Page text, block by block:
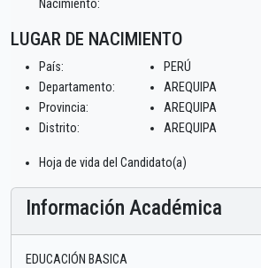
Nacimiento:
LUGAR DE NACIMIENTO
País:
Departamento:
Provincia:
Distrito:
PERÚ
AREQUIPA
AREQUIPA
AREQUIPA
Hoja de vida del Candidato(a)
Información Académica
EDUCACIÓN BASICA